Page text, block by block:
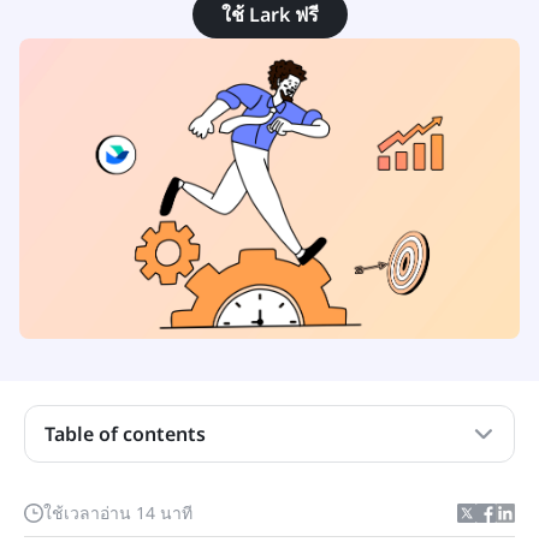
ใช้ Lark ฟรี
ใช้เวลาอ่าน 14 นาที
Table of contents
เครื่องมือวางแผนการจัดการโครงการคืออะไร?
ที่สุด?